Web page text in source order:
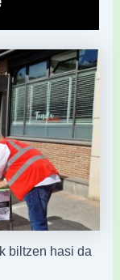
biltzen hasi da